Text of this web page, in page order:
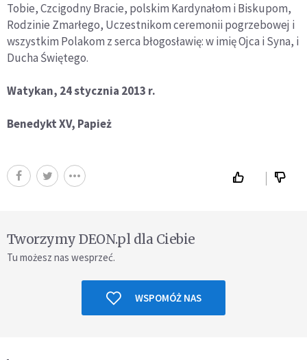
Tobie, Czcigodny Bracie, polskim Kardynałom i Biskupom,
Rodzinie Zmarłego, Uczestnikom ceremonii pogrzebowej i
wszystkim Polakom z serca błogosławię: w imię Ojca i Syna, i
Ducha Świętego.
Watykan, 24 stycznia 2013 r.
Benedykt XV, Papież
Tworzymy DEON.pl dla Ciebie
Tu możesz nas wesprzeć.
WSPOMÓŻ NAS